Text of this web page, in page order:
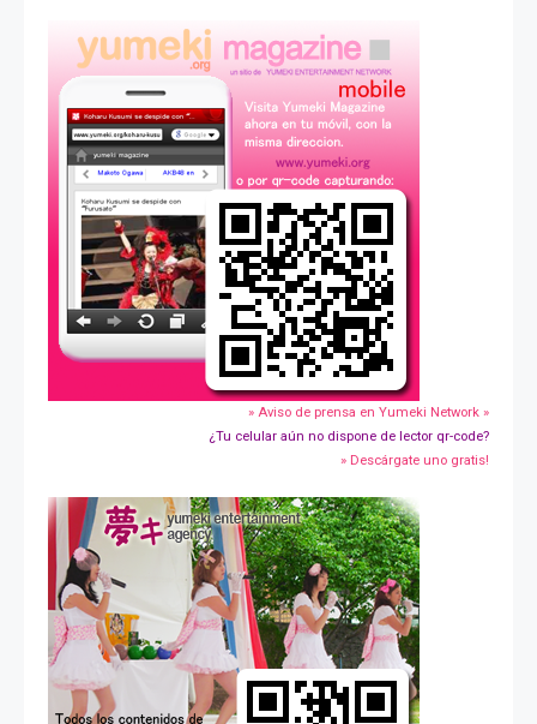
» Aviso de prensa en Yumeki Network »
¿Tu celular aún no dispone de lector qr-code?
» Descárgate uno gratis!